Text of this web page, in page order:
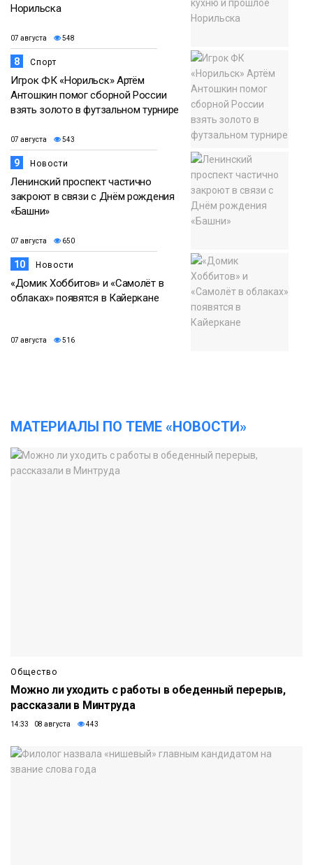
Норильска
07 августа 548
8 Спорт
Игрок ФК «Норильск» Артём
Антошкин помог сборной России
взять золото в футзальном турнире
07 августа 543
9 Новости
Ленинский проспект частично
закроют в связи с Днём рождения
«Башни»
07 августа 650
10 Новости
«Домик Хоббитов» и «Самолёт в
облаках» появятся в Кайеркане
07 августа 516
МАТЕРИАЛЫ ПО ТЕМЕ «НОВОСТИ»
Общество
Можно ли уходить с работы в обеденный перерыв,
рассказали в Минтруда
14:33 08 августа 443